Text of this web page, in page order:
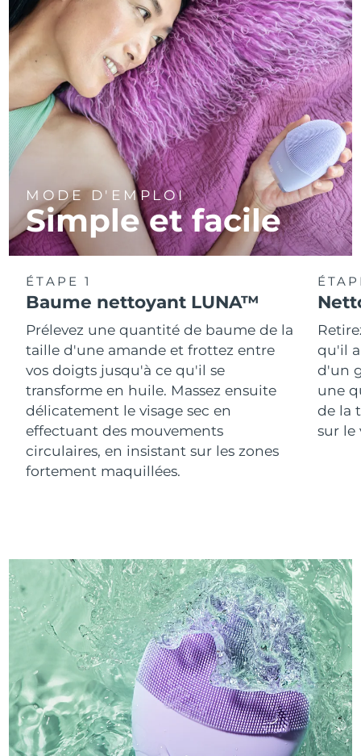
MODE D'EMPLOI
Simple et facile
ÉTAPE 1
Baume nettoyant LUNA™
Prélevez une quantité de baume de la
taille d'une amande et frottez entre
vos doigts jusqu'à ce qu'il se
transforme en huile. Massez ensuite
délicatement le visage sec en
effectuant des mouvements
circulaires, en insistant sur les zones
fortement maquillées.
qu'il
d'un
une
de la
sur le